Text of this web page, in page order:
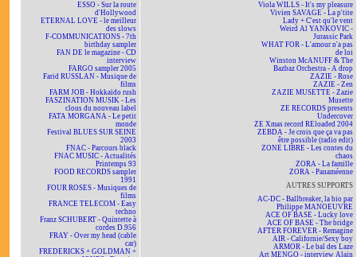
ESSO - Sur la route
d'Hollywood
ETERNAL LOVE - le meilleur
des slows
F-COMMUNICATIONS - 7th
birthday sampler
FAN DE le magazine - CD
interview
FARGO sampler 2005
Farid RUSSLAN - Musique de
films
FARM JOB - Hokkaïdo rush
FASZINATION MUSIK - Les
clous du nouveau label
FATA MORGANA - Le petit
monde
Festival BLUES SUR SEINE
2003
FNAC - Parcours black
FNAC MUSIC - Actualités
Printemps 93
FOOD RECORDS sampler
1991
FOUR ROSES - Musiques de
films
FRANCE TELECOM - Easy
techno
Franz SCHUBERT - Quintette à
cordes D.956
FRAY - Over my head (cable
car)
FREDERICKS + GOLDMAN +
Viola WILLS - It's my pleasure
Vivien SAVAGE - La p'tite
Lady + C'est qu'le vent
Weird Al YANKOVIC -
Jurassic Park
WHAT FOR - L'amour n'a pas
de loi
Winston McANUFF & The
Bazbaz Orchestra - A drop
ZAZIE - Rose
ZAZIE - Zen
ZAZIE MUSETTE - Zazie
Musette
ZE RECORDS presents
Undercover
ZE Xmas record REloaded 2004
ZEBDA - Je crois que ça va pas
être possible (radio edit)
ZONE LIBRE - Les contes du
chaos
ZORA - La famille
ZORA - Panaméenne
AUTRES SUPPORTS
AC-DC - Ballbreaker, la bio par
Philippe MANOEUVRE
ACE OF BASE - Lucky love
ACE OF BASE - The bridge
AFTER FOREVER - Remagine
AIR - Californie/Sexy boy
ARMOR - Le bal des Laze
Art MENGO - interview Alain